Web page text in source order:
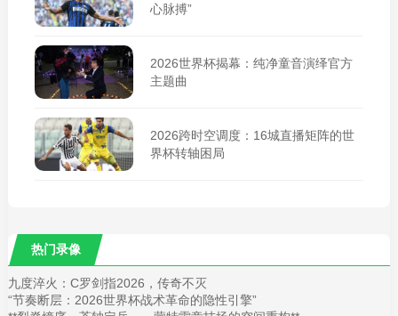
心脉搏”
2026世界杯揭幕：纯净童音演绎官方
主题曲
2026跨时空调度：16城直播矩阵的世
界杯转轴困局
热门录像
九度淬火：C罗剑指2026，传奇不灭
“节奏断层：2026世界杯战术革命的隐性引擎”